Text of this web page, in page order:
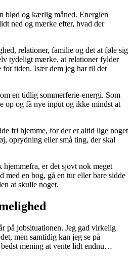
blød og kærlig måned. Energien
ned og mærke efter, hvad der
relationer, familie og det at føle sig
tydeligt mærke, at relationer fylder
for tiden. Især dem jeg har til det
en tidlig sommerferie-energi. Som
op og få nye input og ikke mindst at
fri hjemme, for der er altid lige noget
oprydning eller små ting, der skal
er det sjovt nok meget
med en bog, gå en tur eller bare sidde
at skulle noget.
på jobsituationen. Jeg gad virkelig
men samtidig kan jeg se på
mening at vente lidt endnu…